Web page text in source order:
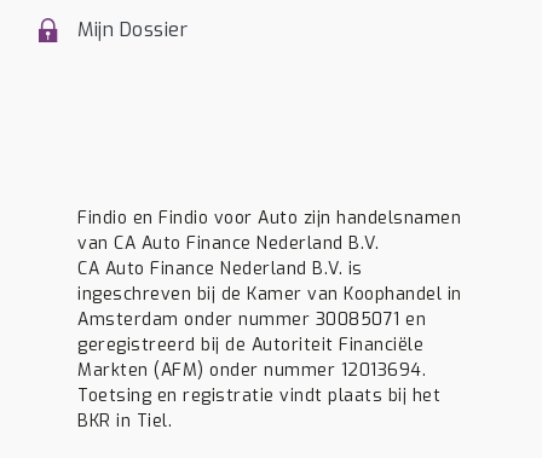
Mijn Dossier
Findio en Findio voor Auto zijn handelsnamen
van CA Auto Finance Nederland B.V.
CA Auto Finance Nederland B.V. is
ingeschreven bij de Kamer van Koophandel in
Amsterdam onder nummer 30085071 en
geregistreerd bij de Autoriteit Financiële
Markten (AFM) onder nummer 12013694.
Toetsing en registratie vindt plaats bij het
BKR in Tiel.